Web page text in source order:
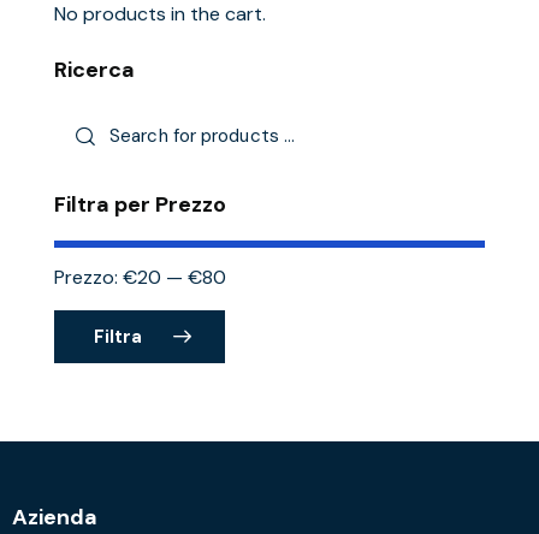
No products in the cart.
Ricerca
Filtra per Prezzo
Filtra
Prezzo: €20 — €80
Azienda